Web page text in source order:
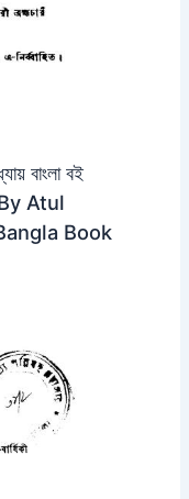
বাংলা বই
Atul
Book